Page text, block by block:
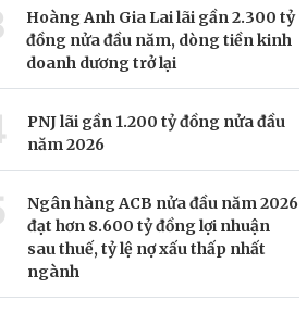
Hoàng Anh Gia Lai lãi gần 2.300 tỷ
đồng nửa đầu năm, dòng tiền kinh
doanh dương trở lại
PNJ lãi gần 1.200 tỷ đồng nửa đầu
năm 2026
Ngân hàng ACB nửa đầu năm 2026
đạt hơn 8.600 tỷ đồng lợi nhuận
sau thuế, tỷ lệ nợ xấu thấp nhất
ngành